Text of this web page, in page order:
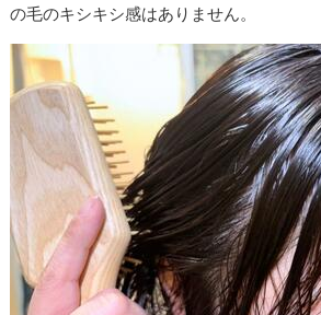
の毛のキシキシ感はありません。